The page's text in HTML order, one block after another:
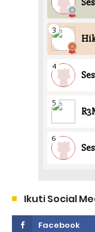
Ikuti Social